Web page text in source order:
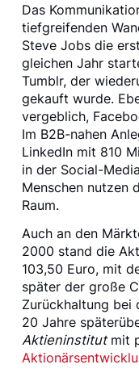
Das
tiefgreifenden
Steve Jobs die
gleichen Jahr
Tumblr, der
gekauft wurde.
vergeblich,
Im B2B-nahen
LinkedIn mit 810
in der Social-
Menschen nutzen
Raum.
Auch an den
2000 stand die
103,50 Euro, mit
später der große
Zurückhaltung bei
20 Jahre
Aktieninstitut mit